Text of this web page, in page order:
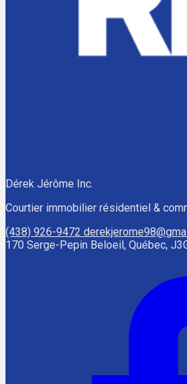
Dérek Jérôme Inc.
Courtier immobilier résidentiel &
(438) 926-9472
170 Serge-Pepin Beloeil, Québec,